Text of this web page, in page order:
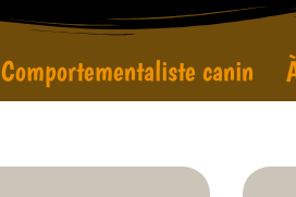
Comportementaliste canin